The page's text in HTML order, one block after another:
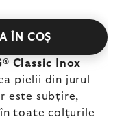
ÎN COŞ
Classic Inox
pielii din jurul
este subțire,
toate colțurile